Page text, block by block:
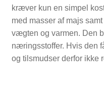
kræver kun en simpel
med masser af majs
vægten og varmen. Den
næringsstoffer. Hvis den
og tilsmudser derfor ikke